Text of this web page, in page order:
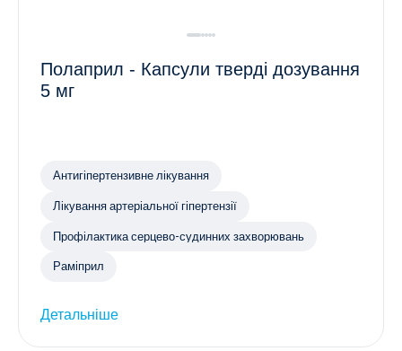
Полаприл - Капсули тверді дозування
5 мг
Антигіпертензивне лікування
Лікування артеріальної гіпертензії
Профілактика серцево-судинних захворювань
Раміприл
Детальніше